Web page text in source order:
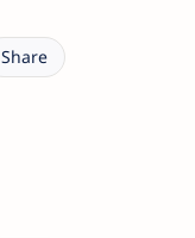
Share